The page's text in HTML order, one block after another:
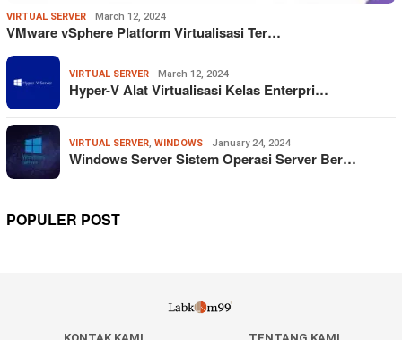
VIRTUAL SERVER March 12, 2024
VMware vSphere Platform Virtualisasi Ter…
VIRTUAL SERVER March 12, 2024
Hyper-V Alat Virtualisasi Kelas Enterpri…
VIRTUAL SERVER, WINDOWS January 24, 2024
Windows Server Sistem Operasi Server Ber…
POPULER POST